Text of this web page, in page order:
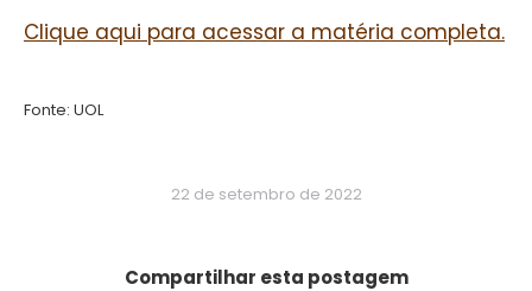
Clique aqui para acessar a matéria completa.
Fonte: UOL
22 de setembro de 2022
Compartilhar esta postagem